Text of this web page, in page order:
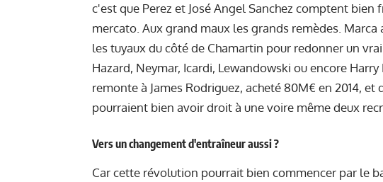
c'est que Perez et José Angel Sanchez comptent
mercato. Aux grand maux les grands remèdes.
les tuyaux du côté de Chamartin pour redonner un
Hazard, Neymar, Icardi, Lewandowski ou encore Harry
remonte à James Rodriguez, acheté 80M€ en 2014,
pourraient bien avoir droit à une voire même deux
Vers un changement d'entraîneur aussi ?
Car cette révolution pourrait bien commencer par le